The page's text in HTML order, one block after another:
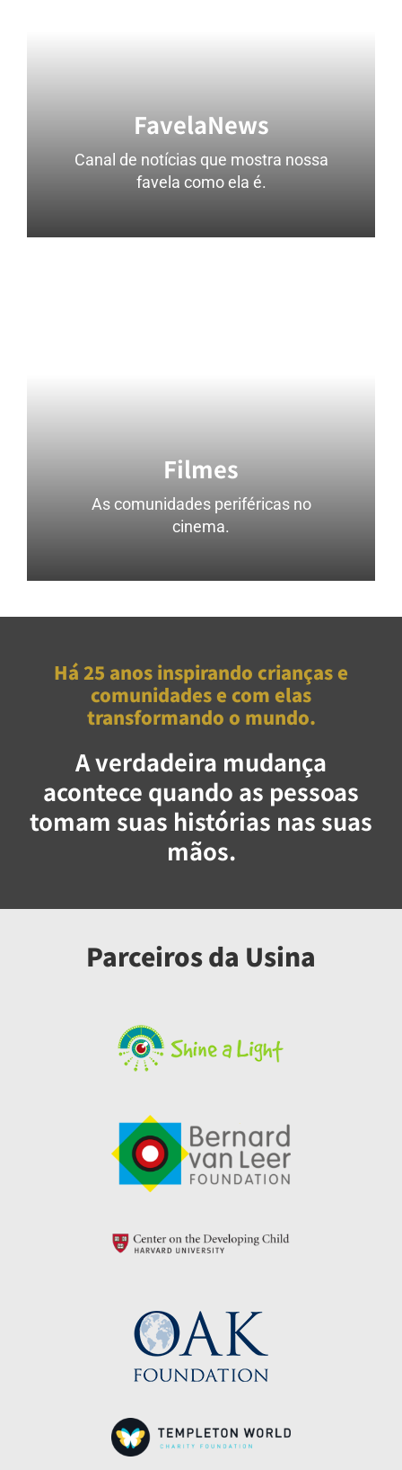
FavelaNews
Canal de notícias que mostra nossa
favela como ela é.
Filmes
As comunidades periféricas no
cinema.
Há 25 anos inspirando crianças e
comunidades e com elas
transformando o mundo.
A verdadeira mudança
acontece quando as pessoas
tomam suas histórias nas suas
mãos.
Parceiros da Usina